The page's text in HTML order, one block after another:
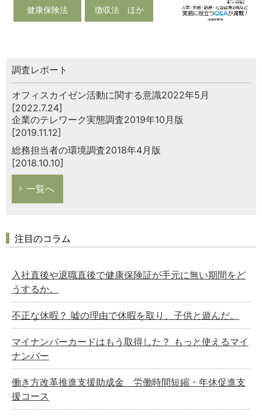
健康保険法 徴収法 ほか
調査レポート
オフィスカイゼン活動に関する意識2022年5月
[2022.7.24]
企業のテレワーク実態調査2019年10月版
[2019.11.12]
総務担当者の環境調査2018年4月版
[2018.10.10]
一覧へ
注目のコラム
入社直後や退職直後で健康保険証が手元に無い期間をど
うするか。
不正な休暇？ 嘘の理由で休暇を取り、子供と遊んだ。
マイナンバーカードはもう取得した？ もっと使えるマイ
ナンバー
働き方改革推進支援助成金 労働時間短縮・年休促進支
援コース